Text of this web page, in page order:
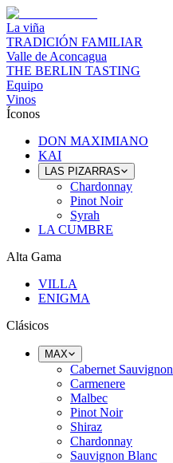
La viña
TRADICIÓN FAMILIAR
Valle de Aconcagua
THE BERLIN TASTING
Equipo
Vinos
Íconos
DON MAXIMIANO
KAI
LAS PIZARRAS
Chardonnay
Pinot Noir
Syrah
LA CUMBRE
Alta Gama
VILLA
ENIGMA
Clásicos
MAX
Cabernet Sauvignon
Carmenere
Malbec
Pinot Noir
Shiraz
Chardonnay
Sauvignon Blanc